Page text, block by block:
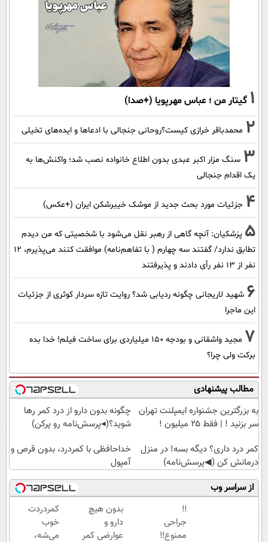
1 گیتار من ؛ عباس مهرپویا (+صدا)
2 محمدباقر خرازی کیست؟روحانی جنجالی با ادعاها و ایده‌های تخیلی
3 سنگ مزار اکبر عبدی بدون اطلاع خانواده نصب شد؛ واکنش‌ها به
یک اقدام جنجالی
4 جزئیات مورد بحث جدید از موشک خیبرشکن ایران (+عکس)
5 پزشکیان‌: آنچه گاهی از رهبر نقل می‌شود با شخصیتی که من دیدم
تطابق ندارد/ گفتند سه چهارم ( با تفاهم‌نامه) موافقت کنند می‌پذیرم، 12
نفر از 13 نفر رأی دادند و پذیرفتند
6 شهید لاریجانی چگونه ردیابی شد؟ روایت تازه سردار کوثری از جزئیات
این ماجرا
7
مجید واشقانی و بودجه 150 میلیاردی برای ساخت فیلم! خدا بده
برکت ولی چرا؟
مطالب پیشنهادی
به بزرگترین جشنواره ایمپلنت تهران
سر بزنید ! | فقط ۲۵ میلیون !
چگونه بدون دارو از درد کمر رها
شوید؟(◂پرسش‌نامه رو پرکن)
کمر درد داری؟ دیگه بسه! در منزل
درمانش کن (◀پرسش‌نامه)
خداحافظی با کمردرد، بدون قرص و
آمپول
از سراسر وب
‼️
جراحی
ممنوع‼️
بدون هیچ
دارو و
عوارضی کمر
کمردردت
خوب
می‌شه،